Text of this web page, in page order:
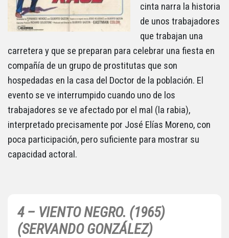
cinta narra la historia
de unos trabajadores
que trabajan una
carretera y que se preparan para celebrar una fiesta en
compañía de un grupo de prostitutas que son
hospedadas en la casa del Doctor de la población. El
evento se ve interrumpido cuando uno de los
trabajadores se ve afectado por el mal (la rabia),
interpretado precisamente por José Elías Moreno, con
poca participación, pero suficiente para mostrar su
capacidad actoral.
4 – VIENTO NEGRO. (1965)
(SERVANDO GONZÁLEZ)